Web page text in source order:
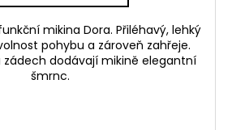
mikina Dora. Přiléhavý, lehký
pohybu a zároveň zahřeje.
zádech dodávají mikině elegantní
šmrnc.